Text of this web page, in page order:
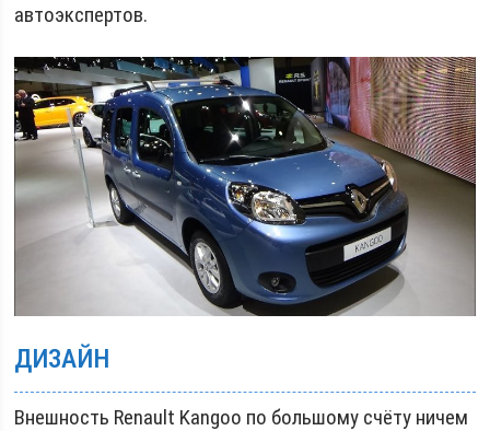
автоэкспертов.
ДИЗАЙН
Внешность Renault Kangoo по большому счёту ничем